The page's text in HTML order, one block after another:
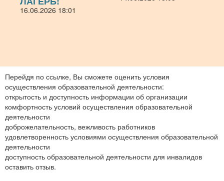
16.06.2026 18:01
Перейдя по ссылке, Вы сможете оценить условия
осуществления образовательной деятельности:
открытость и доступность информации об организации
комфортность условий осуществления образовательной
деятельности
доброжелательность, вежливость работников
удовлетворенность условиями осуществления образовательной
деятельности
доступность образовательной деятельности для инвалидов
оставить отзыв.